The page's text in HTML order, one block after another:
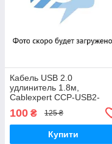
Кабель USB 2.0
удлинитель 1.8м,
Cablexpert CCP-USB2-
AMAF-6, A-тато/A-мама,
100 ₴ 125 ₴
Купити